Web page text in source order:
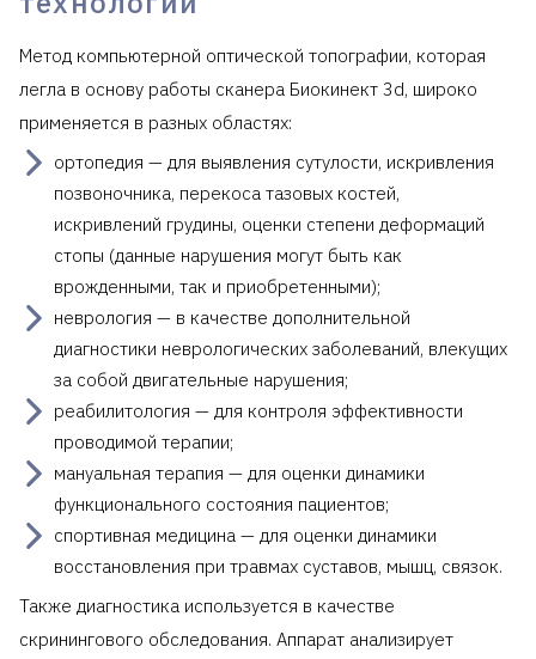
Метод компьютерной оптической топографии, которая
легла в основу работы сканера Биокинект 3d, широко
применяется в разных областях:
ортопедия — для выявления сутулости, искривления
позвоночника, перекоса тазовых костей,
искривлений грудины, оценки степени деформаций
стопы (данные нарушения могут быть как
врожденными, так и приобретенными);
неврология — в качестве дополнительной
диагностики неврологических заболеваний, влекущих
за собой двигательные нарушения;
реабилитология — для контроля эффективности
проводимой терапии;
мануальная терапия — для оценки динамики
функционального состояния пациентов;
спортивная медицина — для оценки динамики
восстановления при травмах суставов, мышц, связок.
Также диагностика используется в качестве
скринингового обследования. Аппарат анализирует